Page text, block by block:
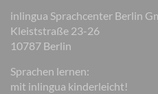
inlingua Sprachcenter Berlin
Kleiststraße 23-26
10787 Berlin
Sprachen lernen:
mit inlingua kinderleicht!